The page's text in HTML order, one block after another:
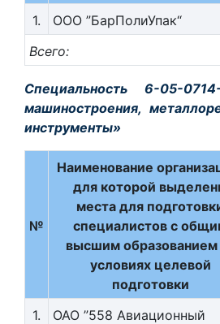
1. ООО ”БарПолиУпак“
Всего:
Специальность 6-05-
машиностроения,
инструменты»
№
Наименование
для которой
места для
специалистов с
высшим образованием
условиях целевой
подготовки
1.
ОАО ”558 Авиационный